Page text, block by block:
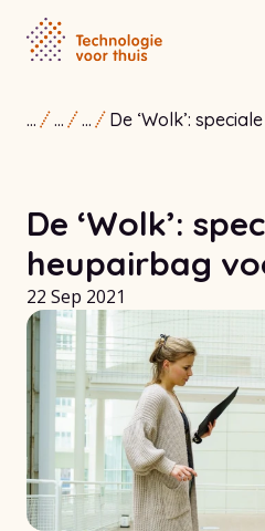
Inwoners en
Zorginnovatiehub
Over ons
Contact
... ... ...
De ‘Wolk’:
De ‘Wolk’:
heupairbag
22 Sep 2021